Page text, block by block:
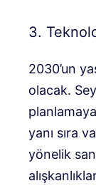
3.
2030’un
olacak.
yanı sıra
yönelik